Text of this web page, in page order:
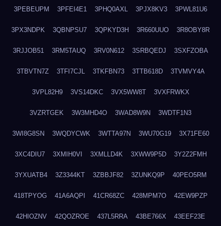
3PEBEUPM 3PFEI4E1 3PHQ0AXL 3PJX8KV3 3PWL81U6
3PX3NDPK 3QBNPSU7 3QPKYD3H 3R660UUO 3R8OBY8R
3RJJOB51 3RM5TAUQ 3RV0N612 3SRBQEDJ 3SXFZOBA
3TBVTN7Z 3TFI7CJL 3TKFBN73 3TTB618D 3TVMVY4A
3VPL82H9 3VS14DKC 3VX5WW8T 3VXFRWKX
3VZRTGEK 3W3MHD4O 3WAD8W9N 3WDTF1N3
3WI8G8SN 3WQDYCWK 3WTTA97N 3WU70G19 3X71FE60
3XC4DIU7 3XMIH0VI 3XMLLD4K 3XWW9P5D 3Y2Z2FMH
3YXUATB4 3Z3344KT 3ZBBJF82 3ZUNKQ9P 40PEO5RM
418TPYOG 41A6AQPI 41CR68ZC 428MPM7O 42EW9PZP
42HIOZNV 42QOZROE 437L5RRA 43BE766X 43EEF23E